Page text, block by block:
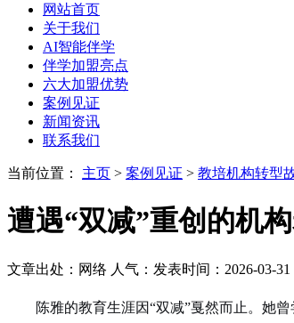
网站首页
关于我们
AI智能伴学
伴学加盟亮点
六大加盟优势
案例见证
新闻资讯
联系我们
当前位置： 主页 > 案例见证 > 教培机构转型
遭遇“双减”重创的机
文章出处：网络 人气： 发表时间：2026-03-31
陈雅的教育生涯因“双减”戛然而止。她